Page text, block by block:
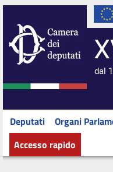
dal
Deputati Organi
Accesso rapido